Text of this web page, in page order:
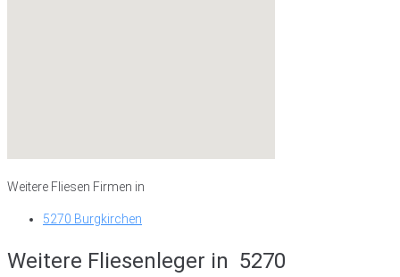
Weitere Fliesen Firmen in
5270 Burgkirchen
Weitere Fliesenleger in 5270